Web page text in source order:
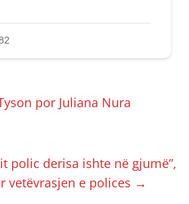
por Juliana Nura
polic derisa ishte në gjumë”,
vetëvrasjen e polices →